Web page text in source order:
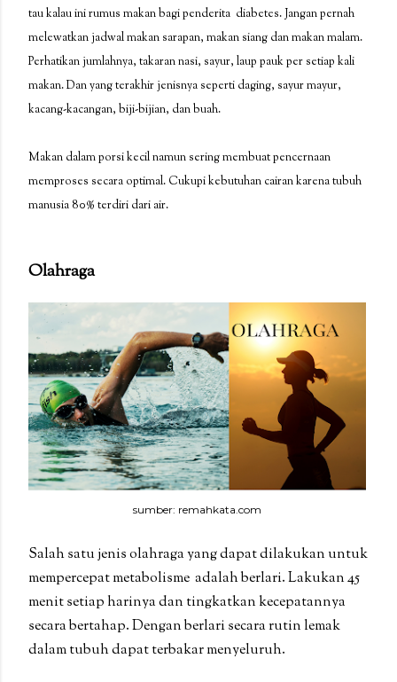
tau kalau ini rumus makan bagi penderita diabetes. Jangan pernah
melewatkan jadwal makan sarapan, makan siang dan makan malam.
Perhatikan jumlahnya, takaran nasi, sayur, laup pauk per setiap kali
makan. Dan yang terakhir jenisnya seperti daging, sayur mayur,
kacang-kacangan, biji-bijian, dan buah.
Makan dalam porsi kecil namun sering membuat pencernaan
memproses secara optimal. Cukupi kebutuhan cairan karena tubuh
manusia 80% terdiri dari air.
Olahraga
sumber: remahkata.com
Salah satu jenis olahraga yang dapat dilakukan untuk
mempercepat metabolisme adalah berlari. Lakukan 45
menit setiap harinya dan tingkatkan kecepatannya
secara bertahap. Dengan berlari secara rutin lemak
dalam tubuh dapat terbakar menyeluruh.